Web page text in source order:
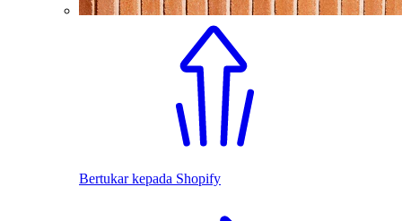
Bertukar kepada Shopify